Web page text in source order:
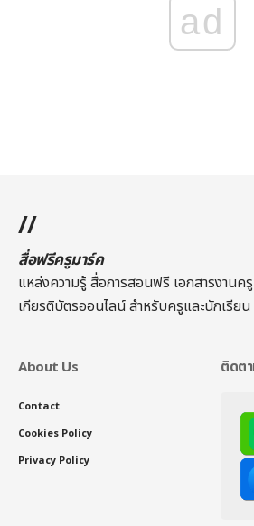
ad
//
สื่อฟรีครูมาร์ค
แหล่งความรู้ สื่อการสอนฟรี เอกสารงานค
เกียรติบัตรออนไลน์สำหรับครูและนักเรียน
About Us
Contact
Cookies Policy
Privacy Policy
ติดต